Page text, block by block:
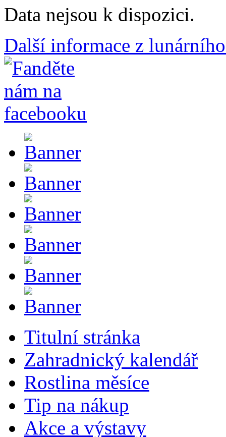
Data nejsou k dispozici.
Další informace z
Titulní stránka
Zahradnický kalendář
Rostlina měsíce
Tip na nákup
Akce a výstavy